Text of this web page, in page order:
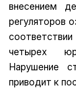
внесением
регуляторов
четырех
Нарушение
приводит к